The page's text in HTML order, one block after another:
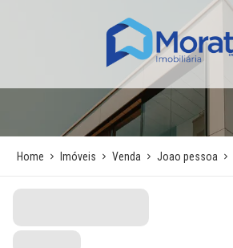
Home Imóveis Venda Joao pessoa